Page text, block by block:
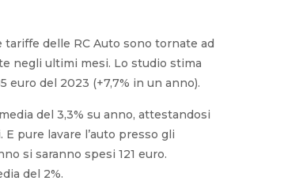
tariffe delle RC Auto sono tornate ad
negli ultimi mesi. Lo studio stima
del 2023 (+7,7% in un anno).
del 3,3% su anno, attestandosi
pure lavare l’auto presso gli
si saranno spesi 121 euro.
del 2%.